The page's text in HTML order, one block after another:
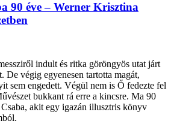
90 éve – Werner Krisztina
indult és ritka göröngyös utat járt
De végig egyenesen tartotta magát,
sem engedett. Végül nem is Ő fedezte fel
bukkant rá erre a kincsre. Ma 90
Csaba, akit egy igazán illusztris könyv